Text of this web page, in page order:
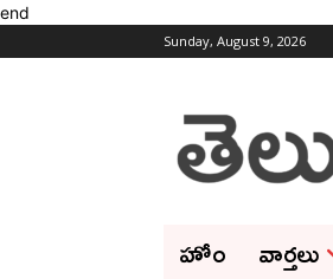
end
Sunday, August 9, 2026
హోం వార్తలు